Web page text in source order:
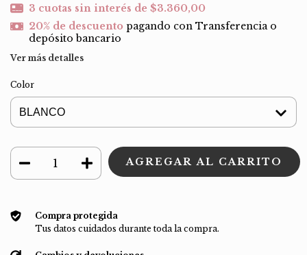
3 cuotas sin interés de $3.360,00
20% de descuento pagando con Transferencia o
depósito bancario
Ver más detalles
Color
Compra protegida
Tus datos cuidados durante toda la compra.